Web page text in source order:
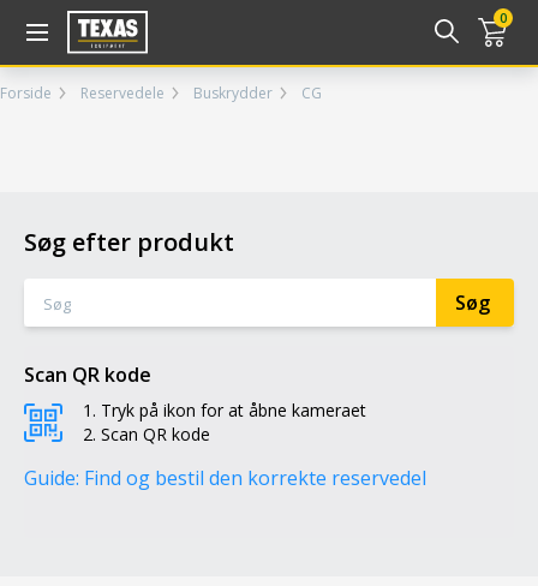
0
Forside Reservedele Buskrydder CG
Søg efter produkt
Scan QR kode
Tryk på ikon for at åbne kameraet
Scan QR kode
Guide: Find og bestil den korrekte reservedel